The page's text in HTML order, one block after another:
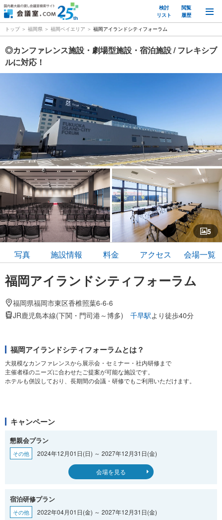
検討
リスト
閲覧
履歴
トップ 福岡県 福岡ベイエリア 福岡アイランドシティフォーラム
福岡アイランドシティフォーラム
福岡県福岡市東区香椎照葉6-6-6
JR鹿児島本線(下関・門司港～博多) 千早駅より徒歩40分
写真 施設情報 料金 アクセス 会場一覧
◎カンファレンス施設・劇場型施設・宿泊施設 / フレキシブ
ルに対応！
5
福岡アイランドシティフォーラムとは？
大規模なカンファレンスから展示会・セミナー・社内研修まで
主催者様のニーズに合わせたご提案が可能な施設です。
ホテルも併設しており、長期間の会議・研修でもご利用いただけます。
キャンペーン
懇親会プラン
その他 2024年12月01日(日) ～ 2027年12月31日(金)
会場を見る
宿泊研修プラン
その他 2022年04月01日(金) ～ 2027年12月31日(金)